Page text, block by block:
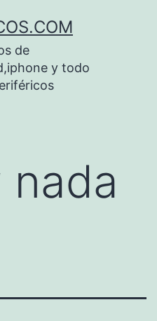
de
y todo
nada